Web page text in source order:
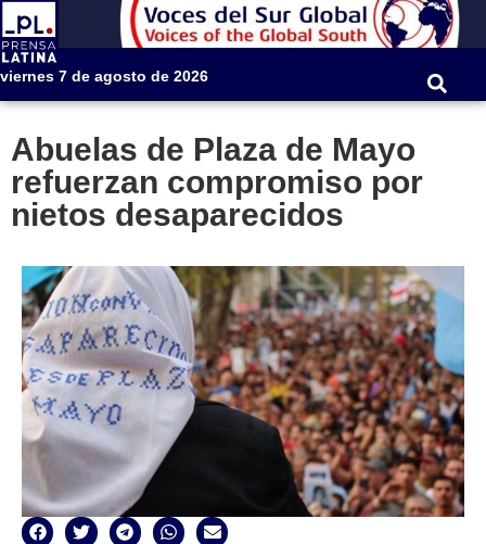
viernes 7 de agosto de 2026
Abuelas de Plaza de Mayo
refuerzan compromiso por
nietos desaparecidos